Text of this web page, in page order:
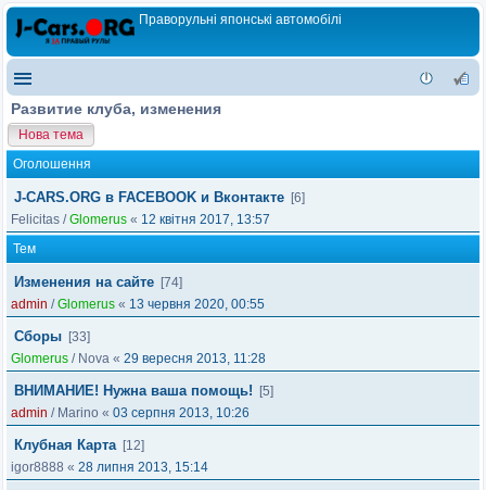
Праворульні японські автомобілі
Развитие клуба, изменения
Нова тема
Оголошення
J-CARS.ORG в FACEBOOK и Вконтакте [6]
Felicitas /Glomerus « 12 квітня 2017, 13:57
Тем
Изменения на сайте [74]
admin /Glomerus « 13 червня 2020, 00:55
Сборы [33]
Glomerus / Nova « 29 вересня 2013, 11:28
ВНИМАНИЕ! Нужна ваша помощь!
[5]
admin / Marino « 03 серпня 2013, 10:26
Клубная Карта [12]
igor8888 « 28 липня 2013, 15:14